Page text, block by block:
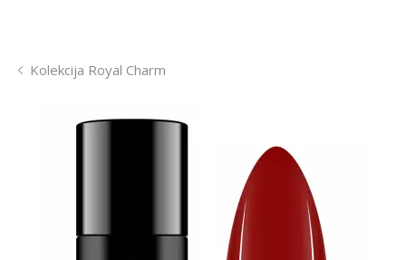
Kolekcija Royal Charm